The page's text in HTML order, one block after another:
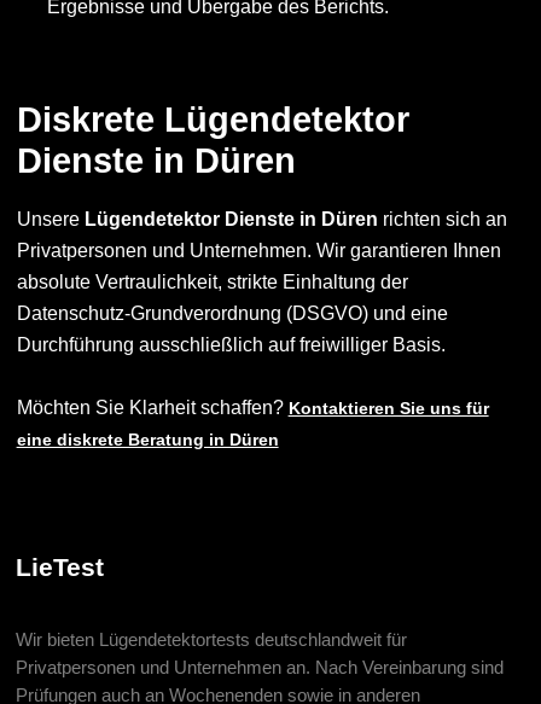
Ergebnisse und Übergabe des Berichts.
Diskrete Lügendetektor
Dienste in Düren
Unsere Lügendetektor Dienste in Düren richten sich an
Privatpersonen und Unternehmen. Wir garantieren Ihnen
absolute Vertraulichkeit, strikte Einhaltung der
Datenschutz-Grundverordnung (DSGVO) und eine
Durchführung ausschließlich auf freiwilliger Basis.
Möchten Sie Klarheit schaffen? Kontaktieren Sie uns für
eine diskrete Beratung in Düren
LieTest
Wir bieten Lügendetektortests deutschlandweit für
Privatpersonen und Unternehmen an. Nach Vereinbarung sind
Prüfungen auch an Wochenenden sowie in anderen